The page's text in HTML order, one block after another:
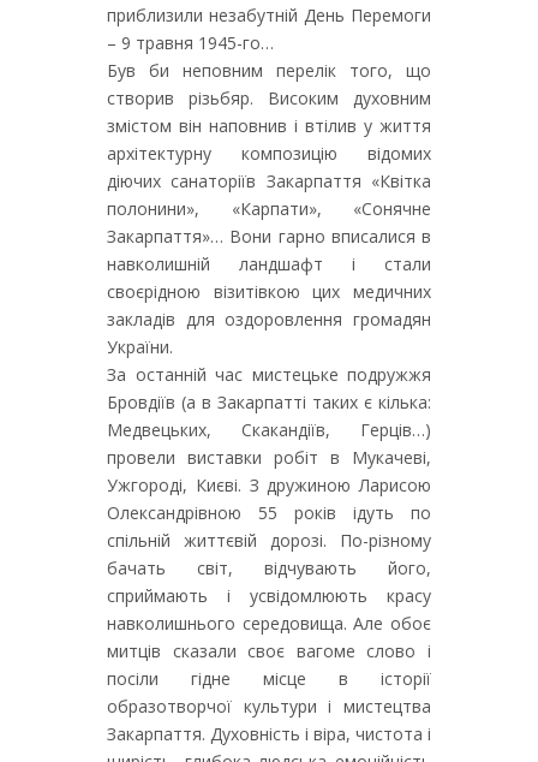
приблизили незабутній День Перемоги
– 9 травня 1945-го…
Був би неповним перелік того, що
створив різьбяр. Високим духовним
змістом він наповнив і втілив у життя
архітектурну композицію відомих
діючих санаторіїв Закарпаття «Квітка
полонини», «Карпати», «Сонячне
Закарпаття»… Вони гарно вписалися в
навколишній ландшафт і стали
своєрідною візитівкою цих медичних
закладів для оздоровлення громадян
України.
За останній час мистецьке подружжя
Бровдіїв (а в Закарпатті таких є кілька:
Медвецьких, Скакандіїв, Герців…)
провели виставки робіт в Мукачеві,
Ужгороді, Києві. З дружиною Ларисою
Олександрівною 55 років ідуть по
спільній життєвій дорозі. По-різному
бачать світ, відчувають його,
сприймають і усвідомлюють красу
навколишнього середовища. Але обоє
митців сказали своє вагоме слово і
посіли гідне місце в історії
образотворчої культури і мистецтва
Закарпаття. Духовність і віра, чистота і